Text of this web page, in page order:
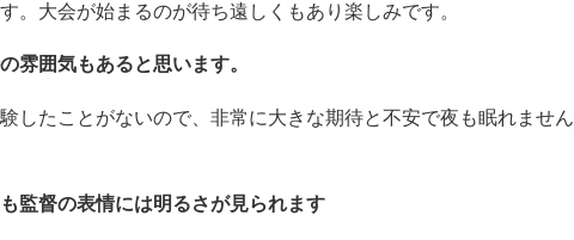
。大会が始まるのが待ち遠しくもあり楽しみです。
囲気もあると思います。
したことがないので、非常に大きな期待と不安で夜も眠れません
監督の表情には明るさが見られます